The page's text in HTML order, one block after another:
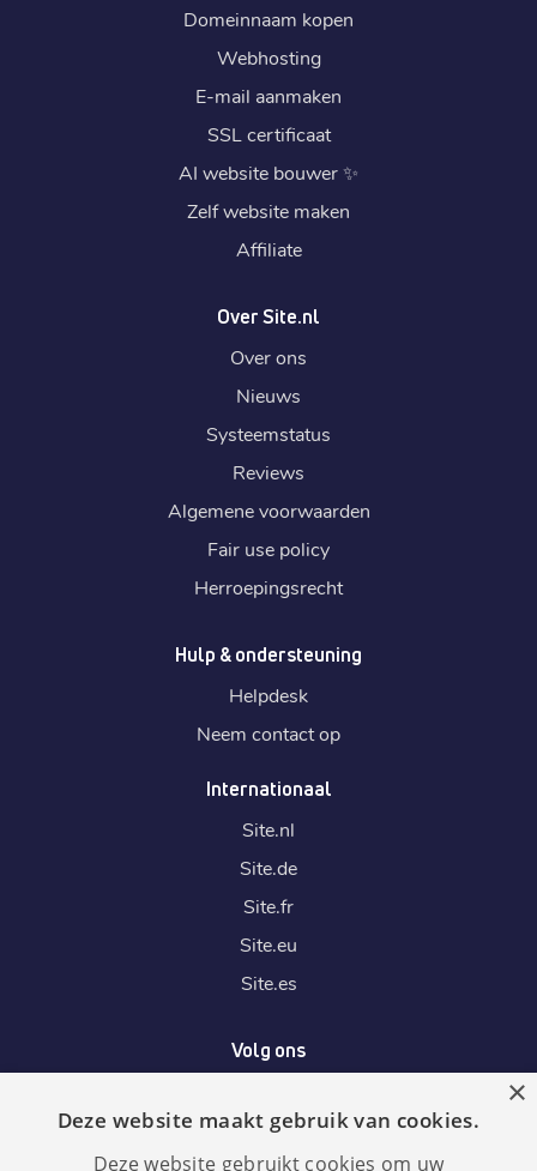
Domeinnaam kopen
Webhosting
E-mail aanmaken
SSL certificaat
AI website bouwer✨
Zelf website maken
Affiliate
Over Site.nl
Over ons
Nieuws
Systeemstatus
Reviews
Algemene voorwaarden
Fair use policy
Herroepingsrecht
Hulp & ondersteuning
Helpdesk
Neem contact op
Internationaal
Site.nl
Site.de
Site.fr
Site.eu
Site.es
Volg ons
Wij accepteren
×
Deze website maakt gebruik van cookies.
Deze website gebruikt cookies om uw